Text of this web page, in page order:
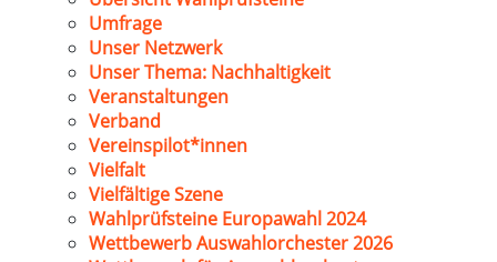
Umfrage
Unser Netzwerk
Unser Thema: Nachhaltigkeit
Veranstaltungen
Verband
Vereinspilot*innen
Vielfalt
Vielfältige Szene
Wahlprüfsteine Europawahl 2024
Wettbewerb Auswahlorchester 2026